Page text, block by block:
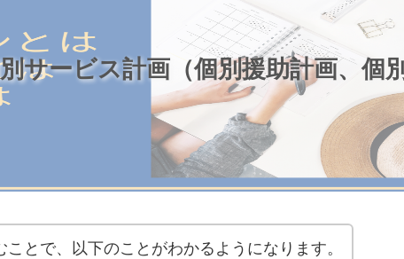
サービス計画（個別援助計画、個
ことで、以下のことがわかるようになります。